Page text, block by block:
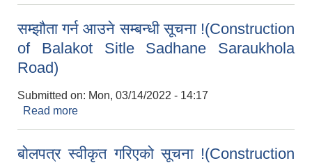
सम्झौता गर्न आउने सम्बन्धी सूचना !(Construction
of Balakot Sitle Sadhane Saraukhola
Road)
Submitted on: Mon, 03/14/2022 - 14:17
Read more
बोलपत्र स्वीकृत गरिएको सूचना !(Construction